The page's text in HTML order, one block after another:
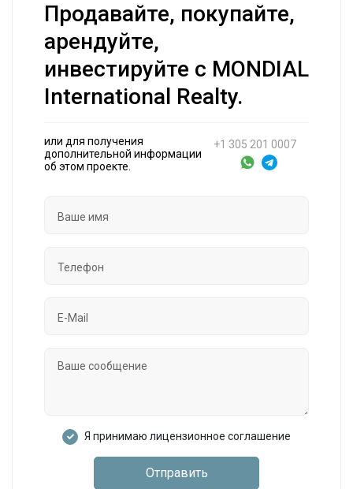
Продавайте, покупайте,
арендуйте,
инвестируйте с MONDIAL
International Realty.
или для получения
дополнительной информации
об этом проекте.
+1 305 201 0007
Я принимаю лицензионное соглашение
Отправить